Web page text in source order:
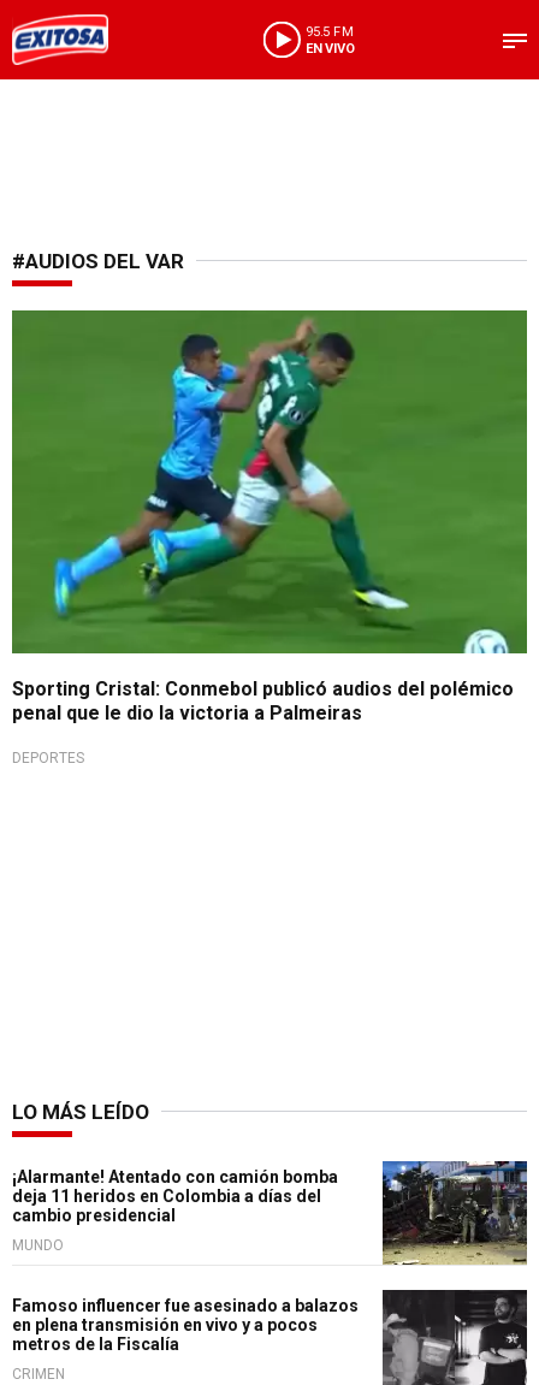
95.5 FM
EN VIVO
#AUDIOS DEL VAR
Sporting Cristal: Conmebol publicó audios del polémico
penal que le dio la victoria a Palmeiras
DEPORTES
LO MÁS LEÍDO
¡Alarmante! Atentado con camión bomba
deja 11 heridos en Colombia a días del
cambio presidencial
MUNDO
Famoso influencer fue asesinado a balazos
en plena transmisión en vivo y a pocos
metros de la Fiscalía
CRIMEN